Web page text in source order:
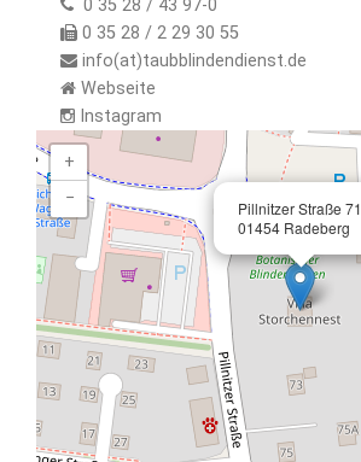
0 35 28 / 43 97-0
0 35 28 / 2 29 30 55
info(at)taubblindendienst.de
Webseite
Instagram
Pillnitzer Straße 71
01454 Radeberg
+
−